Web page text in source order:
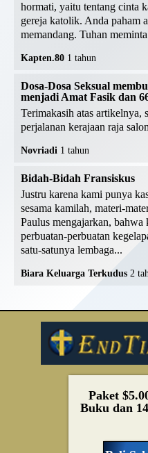
hormati, yaitu tentang cinta
gereja katolik. Anda paham
memandang. Tuhan
Kapten.80 1 tahun
Dosa-Dosa Seksual
menjadi Amat Fasik dan
Terimakasih atas artikelnya,
perjalanan kerajaan raja
Novriadi 1 tahun
Bidah-Bidah Fransiskus
Justru karena kami punya
sesama kamilah, materi-
Paulus mengajarkan, bahwa
perbuatan-perbuatan
satu-satunya lembaga...
Biara Keluarga Terkudus 2
Paket
Buku dan